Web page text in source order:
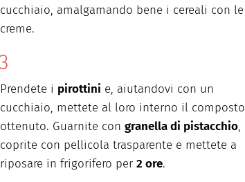
cucchiaio, amalgamando bene i cereali con le
creme.
Prendete i pirottini e, aiutandovi con un
cucchiaio, mettete al loro interno il composto
ottenuto. Guarnite con granella di pistacchio,
coprite con pellicola trasparente e mettete a
riposare in frigorifero per 2 ore.